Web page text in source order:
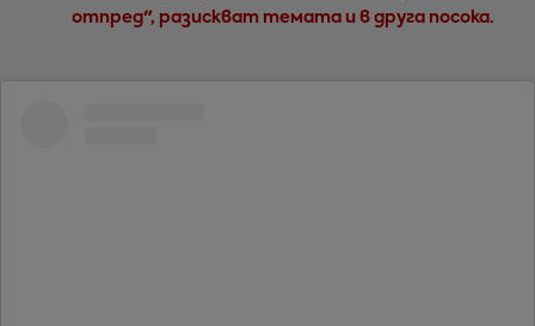
отпред", разискват темата и в друга посока.